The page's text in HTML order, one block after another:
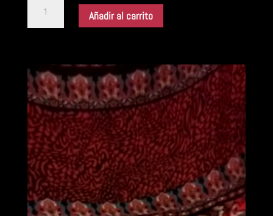
forma
LABIAL
Añadir al carrito